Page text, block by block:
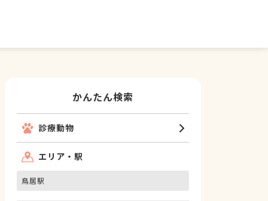
かんたん検索
診療動物
エリア・駅
鳥居駅